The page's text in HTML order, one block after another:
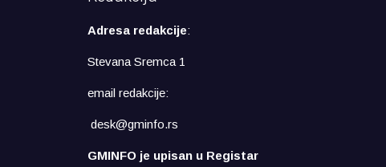
Adresa redakcije:
Stevana Sremca 1
email redakcije:
desk@gminfo.rs
GMINFO je upisan u Registar